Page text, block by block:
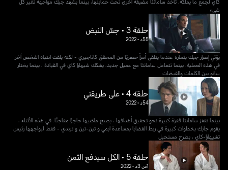
شيء
حلقة 3 • جسّ النبض
55د •
2022
يؤتي إصرار جيك بثماره عندما يتلقى أمرأ حصريًا من المحقق كاتاجيري - لكنه يلفت انتباه اشخص آخر
في هذه العملية. بينما تتعامل سامانثا مع عميل جديد، يشكك شيهارا كاي في القيادة ، بينما يختار
ساتو بين الكلمات والقبضات
حلقة 4 • على طريقتي
54د •
2022
بينما تقفز سامانثا قفزة كبيرة نحو تحقيق أهدافها ، يصبح ماضيها حاجزًا مفاجئًا. في هذه الأثناء ،
يقوم جايك بخطوات كبيرة في ربط القضايا بمساعدة ايمي و تين-تين و ترندي - فقط ليواجهها رئيس
تشيهارا-كاي ، بطرح مستحيل
حلقة 5 • الكل سيدفع الثمن
1س 3د •
2022